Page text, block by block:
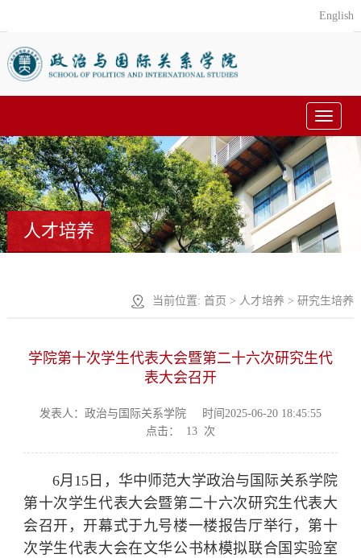
English
Toggle
人才培养
当前位置:首页 > 人才培养 >研究生培养
学院第十次学生代表大会暨第二十六次研究生代
表大会召开
发表人：政治与国际关系学院
时间2025-06-20 18:45:55
点击：
13 次
6月15日，华中师范大学政治与国际关系学院
第十次学生代表大会暨第二十六次研究生代表大
会召开，开幕式于九号楼一楼报告厅举行，第十
次学生代表大会在文华公书林模拟联合国实验室